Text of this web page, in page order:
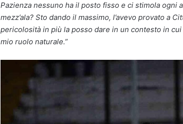
Pazienza nessuno ha il posto fisso e ci stimola ogni
mezz’ala? Sto dando il massimo, l’avevo provato a
pericolosità in più la posso dare in un contesto in
mio ruolo naturale.”